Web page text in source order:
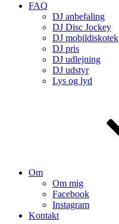
FAQ
DJ anbefaling
DJ Disc Jockey
DJ mobildiskotek
DJ pris
DJ udlejning
DJ udstyr
Lys og lyd
Om
Om mig
Facebook
Instagram
Kontakt